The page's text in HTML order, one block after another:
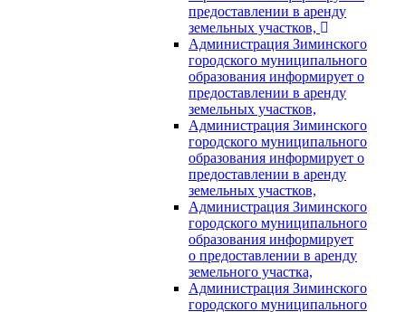
предоставлении в аренду
земельных участков,
Администрация Зиминского
городского муниципального
образования информирует о
предоставлении в аренду
земельных участков,
Администрация Зиминского
городского муниципального
образования информирует о
предоставлении в аренду
земельных участков,
Администрация Зиминского
городского муниципального
образования информирует
о предоставлении в аренду
земельного участка,
Администрация Зиминского
городского муниципального